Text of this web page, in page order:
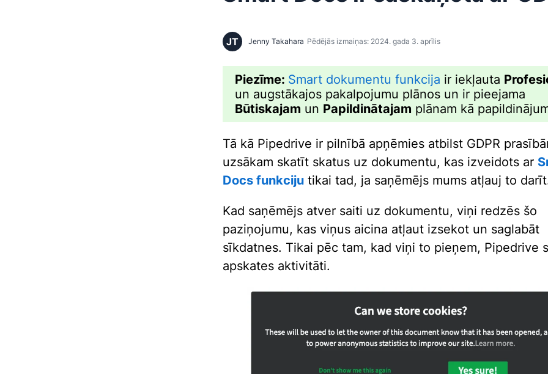
JT Jenny Takahara Pēdējās izmaiņas: 2024. gada 3. aprīlis
Piezīme: Smart dokumentu funkcija ir iekļauta
un augstākajos pakalpojumu plānos un ir pieejama
Būtiskajam un Papildinātajam plānam kā
Tā kā Pipedrive ir pilnībā apņēmies atbilst GDPR
uzsākam skatīt skatus uz dokumentu, kas izveidots ar
Docs funkciju tikai tad, ja saņēmējs mums atļauj to
Kad saņēmējs atver saiti uz dokumentu, viņi redzēs šo
paziņojumu, kas viņus aicina atļaut izsekot un saglabāt
sīkdatnes. Tikai pēc tam, kad viņi to pieņem, Pipedrive
apskates aktivitāti.